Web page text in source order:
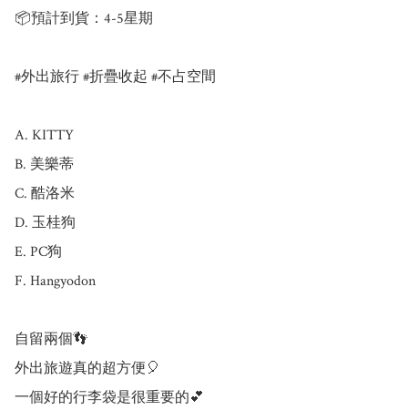
📦預計到貨：4-5星期
#外出旅行 #折疊收起 #不占空間
A. KITTY
B. 美樂蒂
C. 酷洛米
D. 玉桂狗
E. PC狗
F. Hangyodon
自留兩個👣
外出旅遊真的超方便🎈
一個好的行李袋是很重要的💕